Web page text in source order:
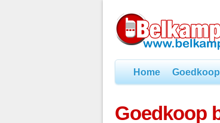
Home
Goedkoop